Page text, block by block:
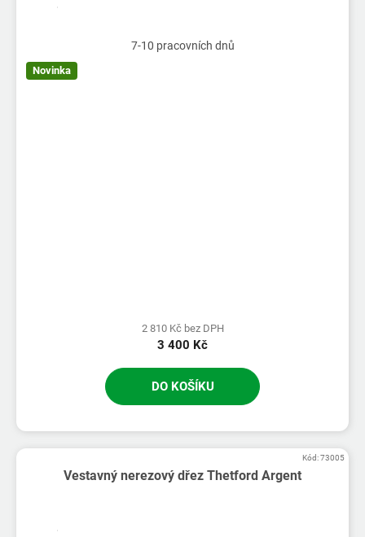
7-10 pracovních dnů
Novinka
2 810 Kč bez DPH
3 400 Kč
DO KOŠÍKU
Vestavný nerezový dřez Thetford Argent
Kód:73005